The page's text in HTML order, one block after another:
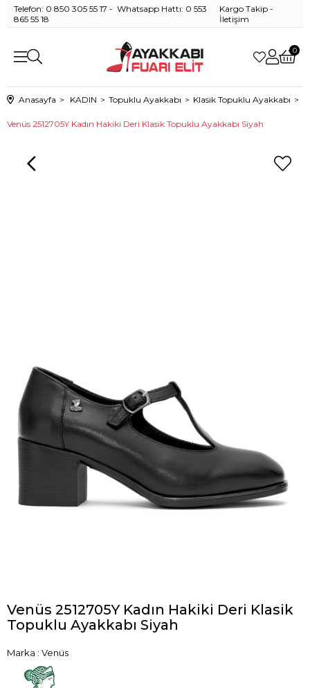
Telefon: 0 850 305 55 17 - Whatsapp Hattı: 0 553
865 55 18
Kargo Takip -
İletişim
0
Anasayfa KADIN Topuklu Ayakkabı Klasik Topuklu Ayakkabı
Venüs 2512705Y Kadın Hakiki Deri Klasik Topuklu Ayakkabı Siyah
Venüs 2512705Y Kadın Hakiki Deri Klasik
Topuklu Ayakkabı Siyah
Marka : Venüs